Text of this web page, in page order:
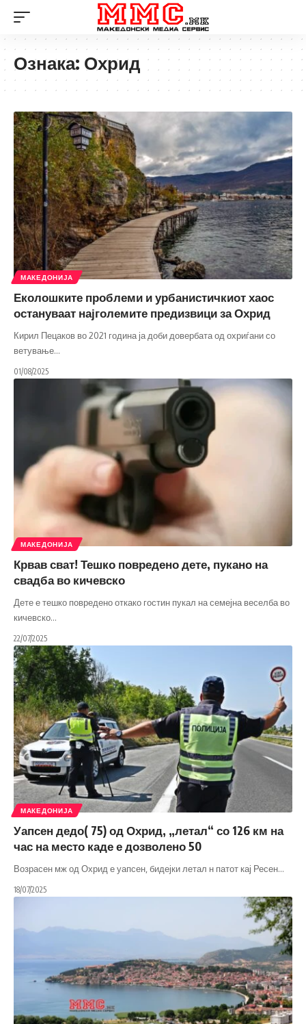
Ознака: Охрид
МАКЕДОНИЈА
Еколошките проблеми и урбанистичкиот хаос
остануваат најголемите предизвици за Охрид
Кирил Пецаков во 2021 година ја доби довербата од охриѓани со
ветување…
01/08/2025
МАКЕДОНИЈА
Крвав сват! Тешко повредено дете, пукано на
свадба во кичевско
Дете е тешко повредено откако гостин пукал на семејна веселба во
кичевско…
22/07/2025
МАКЕДОНИЈА
Уапсен дедо( 75) од Охрид, „летал“ со 126 км на
час на место каде е дозволено 50
Возрасен мж од Охрид е уапсен, бидејки летал н патот кај Ресен…
18/07/2025